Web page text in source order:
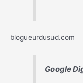
blogueurdusud.com
Google